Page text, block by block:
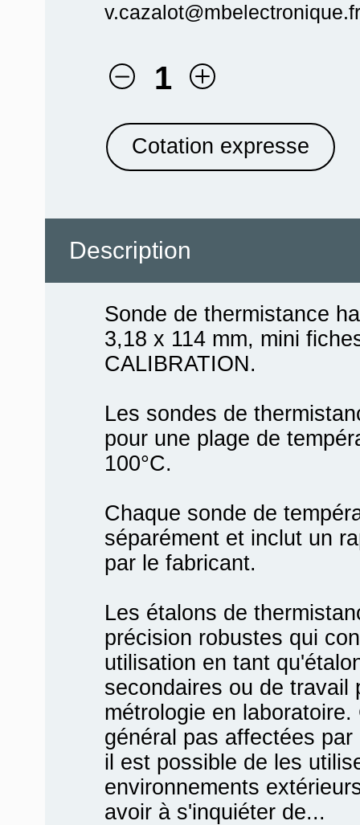
1
Cotation expresse
Description
Sonde de thermistance
3,18 x 114 mm, mini
CALIBRATION.
Les sondes de
pour une plage de
100°C.
Chaque sonde de
séparément et inclut un
par le fabricant.
Les étalons de
précision robustes qui
utilisation en tant
secondaires ou de travail
métrologie en
général pas affectées
il est possible de les
environnements
avoir à s'inquiéter de...